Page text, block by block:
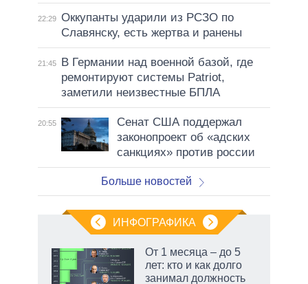
22:29 Оккупанты ударили из РСЗО по
Славянску, есть жертва и ранены
21:45
В Германии над военной базой, где
ремонтируют системы Patriot,
заметили неизвестные БПЛА
20:55
Сенат США поддержал
законопроект об «адских
санкциях» против россии
Больше новостей
ИНФОГРАФИКА
От 1 месяца – до 5
лет: кто и как долго
занимал должность